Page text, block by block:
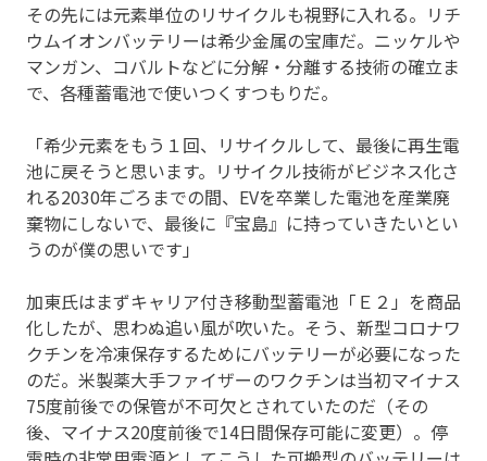
その先には元素単位のリサイクルも視野に入れる。リチ
ウムイオンバッテリーは希少金属の宝庫だ。ニッケルや
マンガン、コバルトなどに分解・分離する技術の確立ま
で、各種蓄電池で使いつくすつもりだ。
「希少元素をもう１回、リサイクルして、最後に再生電
池に戻そうと思います。リサイクル技術がビジネス化さ
れる2030年ごろまでの間、EVを卒業した電池を産業廃
棄物にしないで、最後に『宝島』に持っていきたいとい
うのが僕の思いです」
加東氏はまずキャリア付き移動型蓄電池「Ｅ２」を商品
化したが、思わぬ追い風が吹いた。そう、新型コロナワ
クチンを冷凍保存するためにバッテリーが必要になった
のだ。米製薬大手ファイザーのワクチンは当初マイナス
75度前後での保管が不可欠とされていたのだ（その
後、マイナス20度前後で14日間保存可能に変更）。停